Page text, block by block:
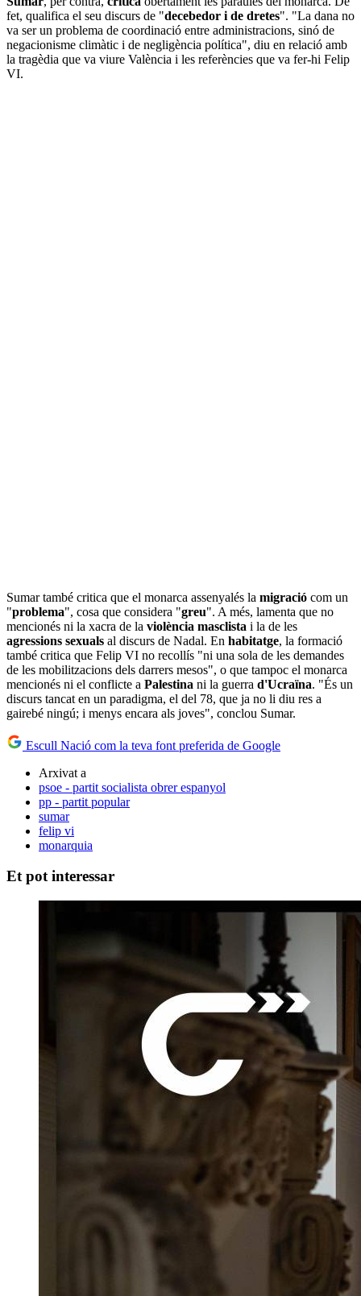
fet, qualifica el seu discurs de "decebedor i de dretes". "La dana no
va ser un problema de coordinació entre administracions, sinó de
negacionisme climàtic i de negligència política", diu en relació amb
la tragèdia que va viure València i les referències que va fer-hi Felip
VI.
Sumar també critica que el monarca assenyalés la migració com un
"problema", cosa que considera "greu". A més, lamenta que no
mencionés ni la xacra de la violència masclista i la de les
agressions sexuals al discurs de Nadal. En habitatge, la formació
també critica que Felip VI no recollís "ni una sola de les demandes
de les mobilitzacions dels darrers mesos", o que tampoc el monarca
mencionés ni el conflicte a Palestina ni la guerra d'Ucraïna. "És un
discurs tancat en un paradigma, el del 78, que ja no li diu res a
gairebé ningú; i menys encara als joves", conclou Sumar.
Escull Nació com la teva font preferida de Google
Arxivat a
psoe - partit socialista obrer espanyol
pp - partit popular
sumar
felip vi
monarquia
Et pot interessar